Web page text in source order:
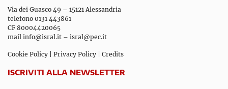
Via dei Guasco 49 – 15121 Alessandria
telefono 0131 443861
CF 80004420065
mail info@isral.it – isral@pec.it
Cookie Policy Privacy Policy Credits
ISCRIVITI ALLA NEWSLETTER